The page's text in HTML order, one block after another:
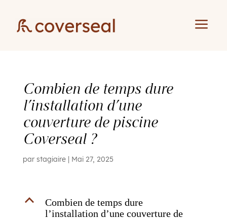
a
Combien de temps dure
l’installation d’une
couverture de piscine
Coverseal ?
par stagiaire| Mai 27, 2025
B
Combien de temps dure
l’installation d’une couverture de